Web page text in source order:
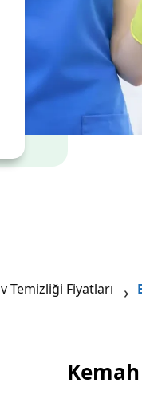
Temizliği Fiyatları